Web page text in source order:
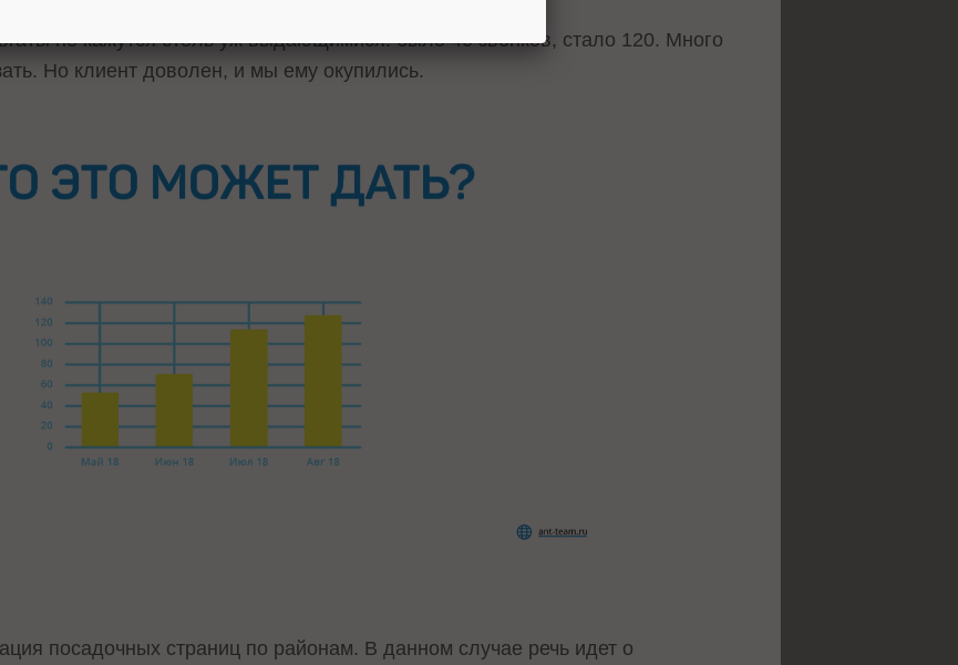
не кажутся столь уж выдающимися: было 40 звонков, стало 120. Много
Но клиент доволен, и мы ему окупились.
посадочных страниц по районам. В данном случае речь идет о